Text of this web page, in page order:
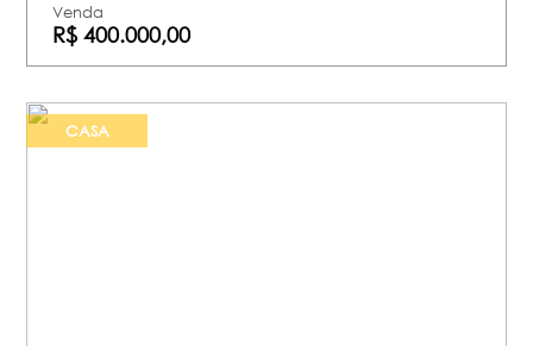
Venda
R$ 400.000,00
CASA